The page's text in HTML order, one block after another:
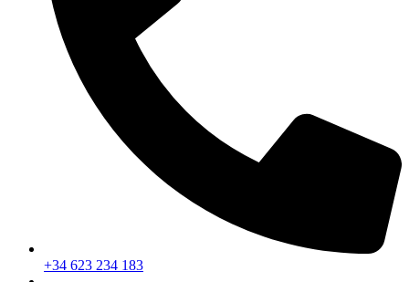
+34 623 234 183